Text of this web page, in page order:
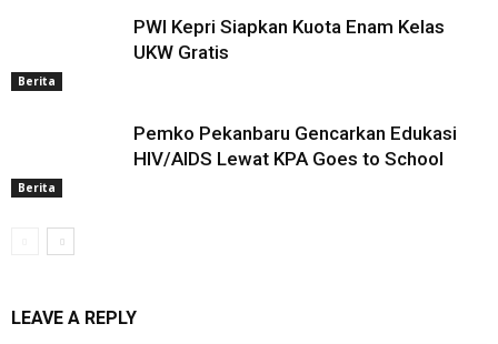
Berita
PWI Kepri Siapkan Kuota Enam Kelas
UKW Gratis
Berita
Pemko Pekanbaru Gencarkan Edukasi
HIV/AIDS Lewat KPA Goes to School
LEAVE A REPLY